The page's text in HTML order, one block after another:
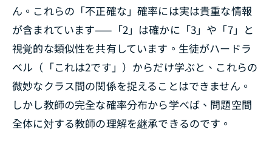
ん。これらの「不正確な」確率には実は貴重な情報
が含まれています——「2」は確かに「3」や「7」と
視覚的な類似性を共有しています。生徒がハードラ
ベル（「これは2です」）からだけ学ぶと、これらの
微妙なクラス間の関係を捉えることはできません。
しかし教師の完全な確率分布から学べば、問題空間
全体に対する教師の理解を継承できるのです。